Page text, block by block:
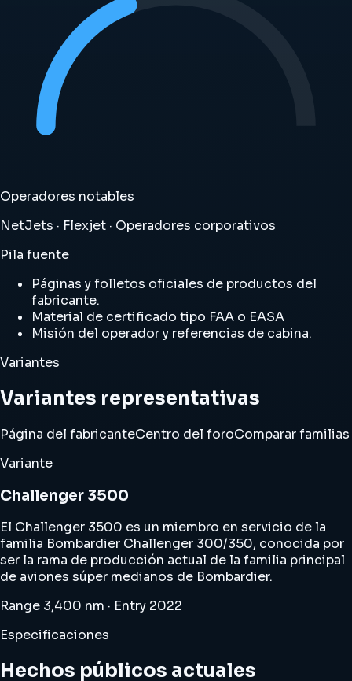
Operadores notables
NetJets · Flexjet · Operadores corporativos
Pila fuente
Páginas y folletos oficiales de productos del
fabricante.
Material de certificado tipo FAA o EASA
Misión del operador y referencias de cabina.
Variantes
Variantes representativas
Página del fabricanteCentro del foroComparar familias
Variante
Challenger 3500
El Challenger 3500 es un miembro en servicio de la
familia Bombardier Challenger 300/350, conocida por
ser la rama de producción actual de la familia principal
de aviones súper medianos de Bombardier.
Range 3,400 nm · Entry 2022
Especificaciones
Hechos públicos actuales